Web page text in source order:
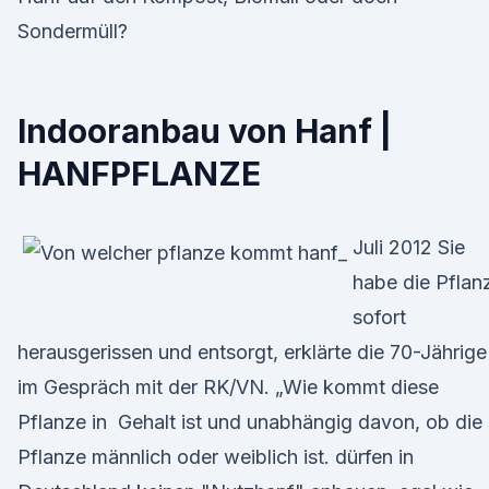
Sondermüll?
Indooranbau von Hanf |
HANFPFLANZE
Juli 2012 Sie
habe die
sofort
herausgerissen und entsorgt, erklärte die 70-Jährige
im Gespräch mit der RK/VN. „Wie kommt diese
Pflanze in Gehalt ist und unabhängig davon, ob die
Pflanze männlich oder weiblich ist. dürfen in